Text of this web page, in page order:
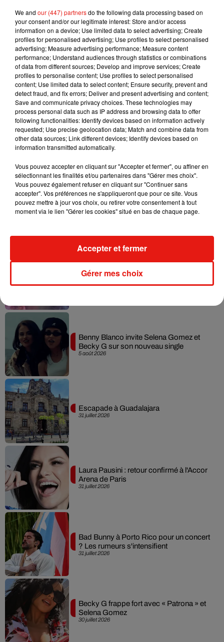
Cet élément est masqué compte-tenu du refus du
dépôt de cookies que vous avez exprimé. Si vous
souhaitez l'afficher, merci de nous donner votre accord
en cliquant sur le bouton ci-dessous.
Afficher l'élément
Si le Womanizer Wave offre une stimulation bien plus
intense qu'un pommeau de douche classique, son coût reste
est venduau prix de 129 eurossur le site de la marque et
dans les boutiques Passage du désir.
Musique
6 août 2026
Karol G dévoile la tracklist de son nouvel
5 août 2026
Benny Blanco invite Selena Gomez et
Becky G sur son nouveau single
31 juillet 2026
Escapade à Guadalajara
31 juillet 2026
Laura Pausini : retour confirmé à l'Accor
Arena de Paris
31 juillet 2026
Bad Bunny à Porto Rico pour un concert
? Les rumeurs s'intensifient
30 juillet 2026
Becky G frappe fort avec « Patrona » et
Selena Gomez
We and our (447) partnersdo the following data processing based on
your consent and/or our legitimate interest: Store and/or access
information on a device; Use limited data to select advertising; Create
profiles for personalised advertising; Use profiles to select personalised
advertising; Measure advertising performance; Measure content
performance; Understand audiences through statistics or combinations
of data from different sources; Develop and improve services; Create
profiles to personalise content; Use profiles to select personalised
content; Use limited data to select content; Ensure security, prevent and
detect fraud, and fix errors; Deliver and present advertising and content;
Save and communicate privacy choices. These technologies may
process personal data such as IP address and browsing data to offer
following functionalities: Identify devices based on information actively
requested; Use precise geolocation data; Match and combine data from
other data sources; Link different devices; Identify devices based on
information transmitted automatically.
Vous pouvez accepter en cliquant sur "Accepter et fermer", ou affiner en
sélectionnant les finalités et/ou partenaires dans "Gérer mes choix".
Vous pouvez également refuser en cliquant sur "Continuer sans
accepter". Vos préférences ne s'appliqueront que pour ce site. Vous
pouvez mettre à jour vos choix, ou retirer votre consentement à tout
moment via le lien "Gérer les cookies" situé en bas de chaque page.
Gérer mes choix
Accepter et fermer